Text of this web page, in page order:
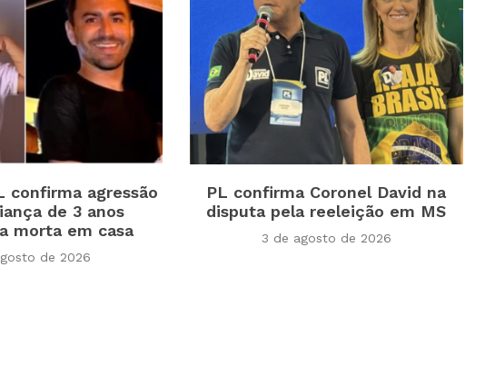
confirma agressão
de 3 anos
morta em casa
de 2026
PL confirma Coronel David na
disputa pela reeleição em MS
3 de agosto de 2026